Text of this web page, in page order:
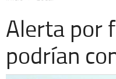
Opinión
Cronos
Economía
Espectáculos
Alerta por
podrían